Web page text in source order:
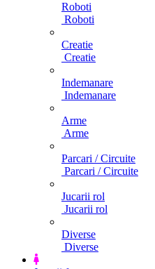
Roboti
Roboti
Creatie
Creatie
Indemanare
Indemanare
Arme
Arme
Parcari / Circuite
Parcari / Circuite
Jucarii rol
Jucarii rol
Diverse
Diverse